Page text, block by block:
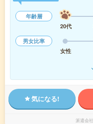
年齢層
20代
男女比率
女性
気になる!
派遣会社